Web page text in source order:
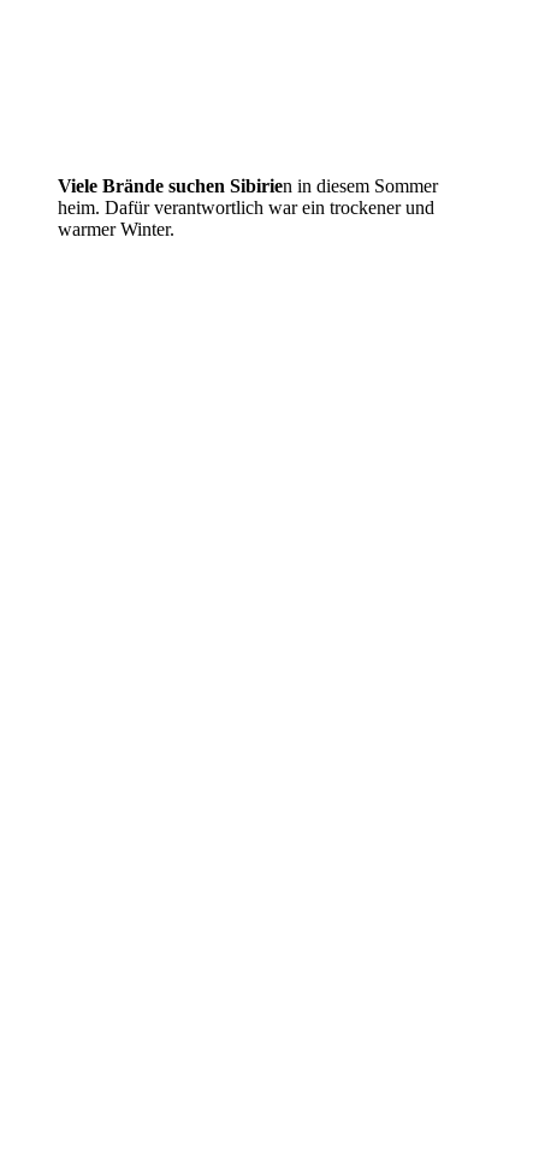
Viele Brände suchen Sibirien in diesem Sommer
heim. Dafür verantwortlich war ein trockener und
warmer Winter.